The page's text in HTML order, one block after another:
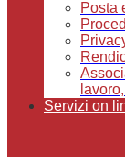
Posta
Servizi on